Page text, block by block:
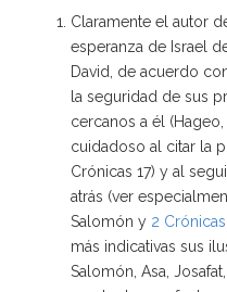
Claramente el autor
esperanza de Israel
David, de acuerdo
la seguridad de sus
cercanos a él
cuidadoso al citar la
Crónicas 17) y al
atrás (ver
Salomón y 2 Crónicas
más indicativas sus
Salomón, Asa,